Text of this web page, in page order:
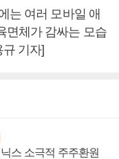
는 여러 모바일 애
면체가 감싸는 모습
기자]
스 소극적 주주환원